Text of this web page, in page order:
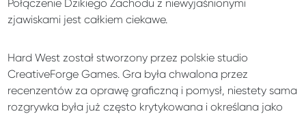
Połączenie Dzikiego Zachodu z niewyjaśnionymi
zjawiskami jest całkiem ciekawe.
Hard West został stworzony przez polskie studio
CreativeForge Games. Gra była chwalona przez
recenzentów za oprawę graficzną i pomysł, niestety sama
rozgrywka była już często krytykowana i określana jako